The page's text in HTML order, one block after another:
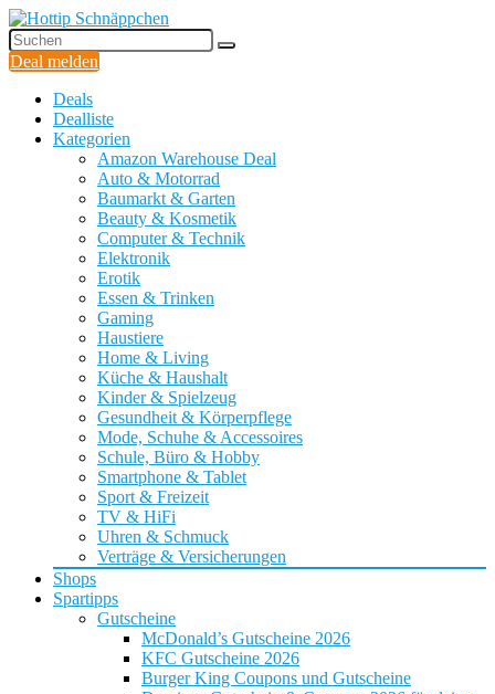
Deal melden
Deals
Dealliste
Kategorien
Amazon Warehouse Deal
Auto & Motorrad
Baumarkt & Garten
Beauty & Kosmetik
Computer & Technik
Elektronik
Erotik
Essen & Trinken
Gaming
Haustiere
Home & Living
Küche & Haushalt
Kinder & Spielzeug
Gesundheit & Körperpflege
Mode, Schuhe & Accessoires
Schule, Büro & Hobby
Smartphone & Tablet
Sport & Freizeit
TV & HiFi
Uhren & Schmuck
Verträge & Versicherungen
Shops
Spartipps
Gutscheine
McDonald’s Gutscheine 2026
KFC Gutscheine 2026
Burger King Coupons und Gutscheine